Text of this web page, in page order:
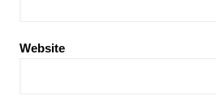
Website